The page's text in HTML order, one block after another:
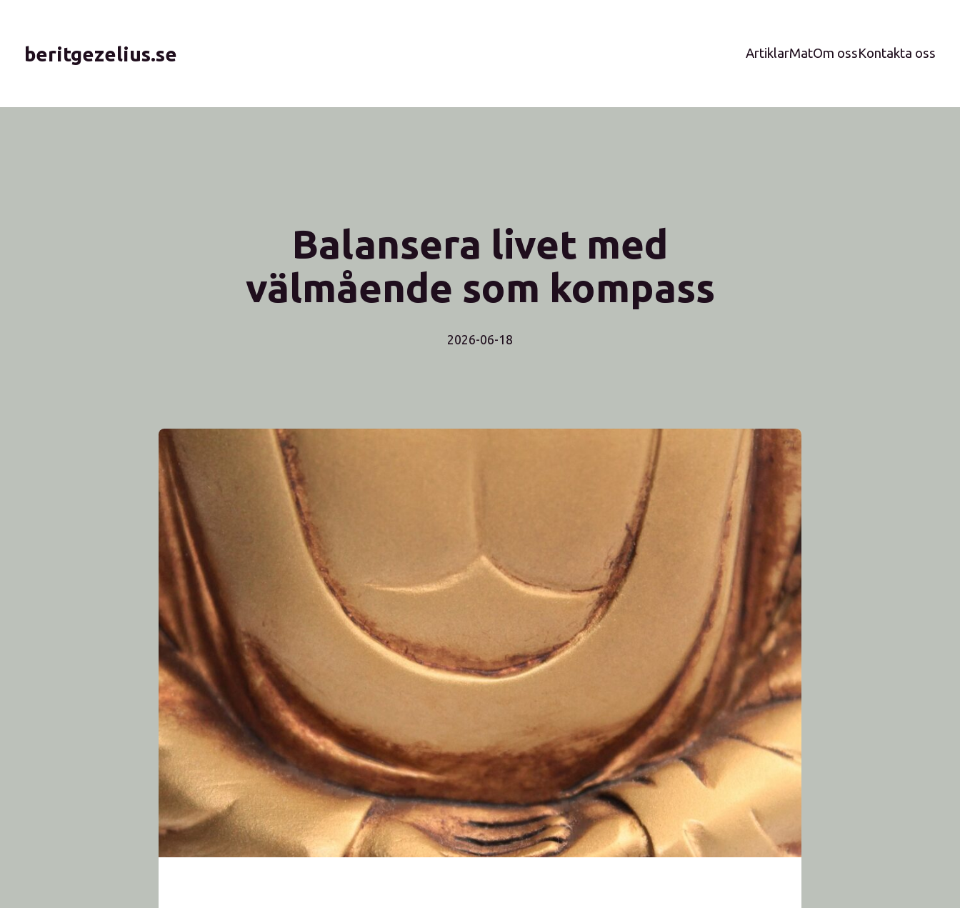
beritgezelius.se ArtiklarMatOm ossKontakta oss
Balansera livet med
välmående som kompass
2026-06-18